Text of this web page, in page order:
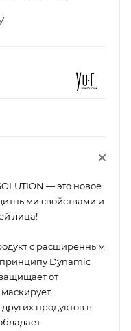
— это новое
свойствами и
лица!
с расширенным
принципу Dynamic
от
продуктов в